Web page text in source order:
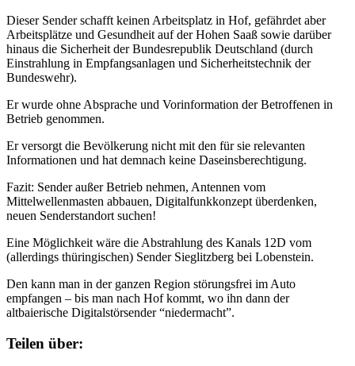
Dieser Sender schafft keinen Arbeitsplatz in Hof, gefährdet aber
Arbeitsplätze und Gesundheit auf der Hohen Saaß sowie darüber
hinaus die Sicherheit der Bundesrepublik Deutschland (durch
Einstrahlung in Empfangsanlagen und Sicherheitstechnik der
Bundeswehr).
Er wurde ohne Absprache und Vorinformation der Betroffenen in
Betrieb genommen.
Er versorgt die Bevölkerung nicht mit den für sie relevanten
Informationen und hat demnach keine Daseinsberechtigung.
Fazit: Sender außer Betrieb nehmen, Antennen vom
Mittelwellenmasten abbauen, Digitalfunkkonzept überdenken,
neuen Senderstandort suchen!
Eine Möglichkeit wäre die Abstrahlung des Kanals 12D vom
(allerdings thüringischen) Sender Sieglitzberg bei Lobenstein.
Den kann man in der ganzen Region störungsfrei im Auto
empfangen – bis man nach Hof kommt, wo ihn dann der
altbaierische Digitalstörsender “niedermacht”.
Teilen über: